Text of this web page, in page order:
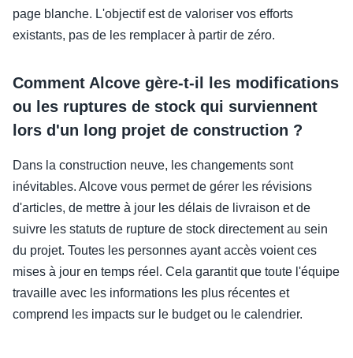
page blanche. L'objectif est de valoriser vos efforts
existants, pas de les remplacer à partir de zéro.
Comment Alcove gère-t-il les modifications
ou les ruptures de stock qui surviennent
lors d'un long projet de construction ?
Dans la construction neuve, les changements sont
inévitables. Alcove vous permet de gérer les révisions
d'articles, de mettre à jour les délais de livraison et de
suivre les statuts de rupture de stock directement au sein
du projet. Toutes les personnes ayant accès voient ces
mises à jour en temps réel. Cela garantit que toute l'équipe
travaille avec les informations les plus récentes et
comprend les impacts sur le budget ou le calendrier.